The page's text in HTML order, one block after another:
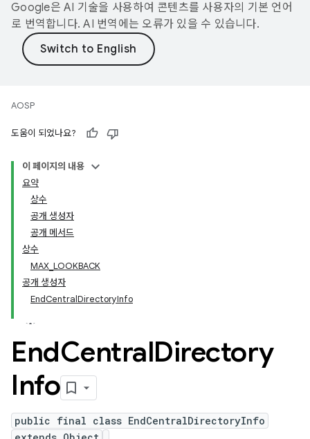
Google은 AI 기술을 사용하여 콘텐츠를 사용자의 기본 언어
로 번역합니다. AI 번역에는 오류가 있을 수 있습니다.
AOSP
도움이 되었나요?
이 페이지의 내용
요약
상수
공개 생성자
공개 메서드
상수
MAX_LOOKBACK
공개 생성자
EndCentralDirectoryInfo
EndCentralDirectory
Info
public final class EndCentralDirectoryInfo